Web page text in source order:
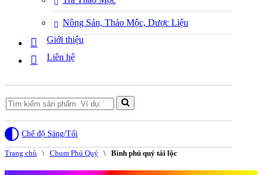
Nông Sản, Thảo Mộc, Dược Liệu
Giới thiệu
Liên hệ
Search
for...
Chế độ Sáng/Tối
Trang chủ \ Chum Phú Quý \ Bình phú quý tài lộc